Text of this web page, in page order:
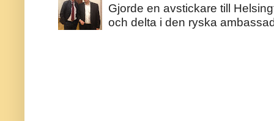
Gjorde en avstickare till
och delta i den ryska